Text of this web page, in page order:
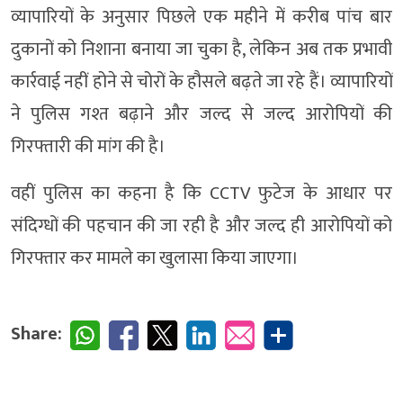
व्यापारियों के अनुसार पिछले एक महीने में करीब पांच बार
दुकानों को निशाना बनाया जा चुका है, लेकिन अब तक प्रभावी
कार्रवाई नहीं होने से चोरों के हौसले बढ़ते जा रहे हैं। व्यापारियों
ने पुलिस गश्त बढ़ाने और जल्द से जल्द आरोपियों की
गिरफ्तारी की मांग की है।
वहीं पुलिस का कहना है कि CCTV फुटेज के आधार पर
संदिग्धों की पहचान की जा रही है और जल्द ही आरोपियों को
गिरफ्तार कर मामले का खुलासा किया जाएगा।
Share: